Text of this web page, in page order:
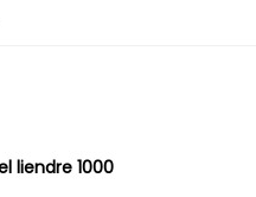
liendre 1000